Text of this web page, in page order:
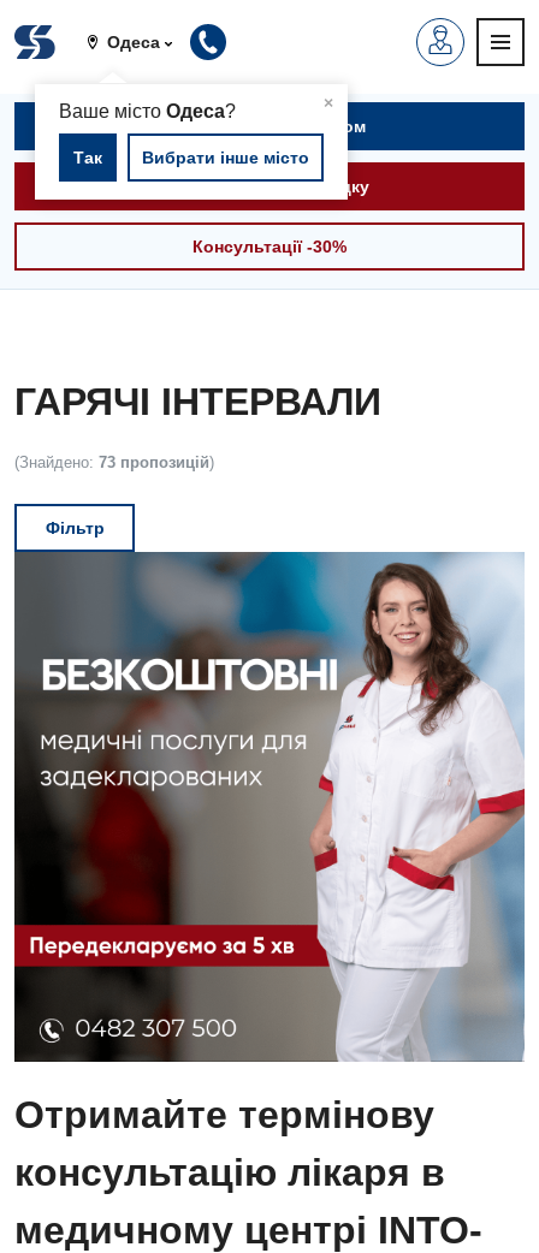
Одеса
×
Ваше містоОдеса?
Так Вибрати інше місто
Записатися на прийом
Викликати швидку
Консультації -30%
ГАРЯЧІ ІНТЕРВАЛИ
(Знайдено: 73 пропозицій)
Фільтр
Отримайте термінову
консультацію лікаря в
медичному центрі INTO-